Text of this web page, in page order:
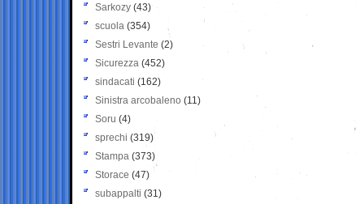
Sarkozy (43)
scuola (354)
Sestri Levante (2)
Sicurezza (452)
sindacati (162)
Sinistra arcobaleno (11)
Soru (4)
sprechi (319)
Stampa (373)
Storace (47)
subappalti (31)